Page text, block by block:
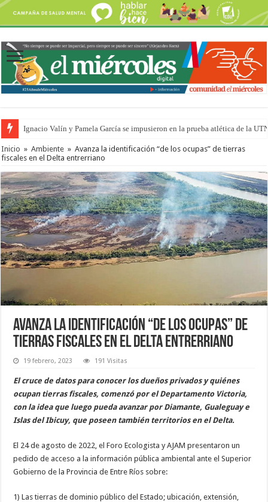
Ignacio Valín y Pamela García se impusieron en la prueba atlética de la
Inicio » Ambiente » Avanza la identificación “de los ocupas” de tierras
fiscales en el Delta entrerriano
Avanza la identificación “de los ocupas” de
tierras fiscales en el Delta entrerriano
19 febrero, 2023 191 Visitas
El cruce de datos para conocer los dueños privados y quiénes
ocupan tierras fiscales, comenzó por el Departamento Victoria,
con la idea que luego pueda avanzar por Diamante, Gualeguay e
Islas del Ibicuy, que poseen también territorios en el Delta.
El 24 de agosto de 2022, el Foro Ecologista y AJAM presentaron un
pedido de acceso a la información pública ambiental ante el Superior
Gobierno de la Provincia de Entre Ríos sobre:
1) Las tierras de dominio público del Estado; ubicación, extensión,